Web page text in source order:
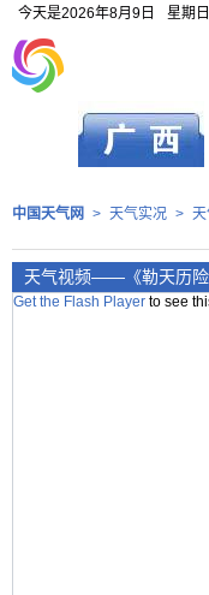
今天是2026年8月9日
星期日
中国天气网 > 天气实况 > 天
天气视频——《勒天历
Get the Flash Player to see